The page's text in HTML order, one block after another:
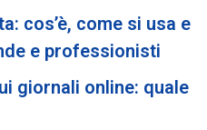
cos’è, come si usa e
e professionisti
giornali online: quale